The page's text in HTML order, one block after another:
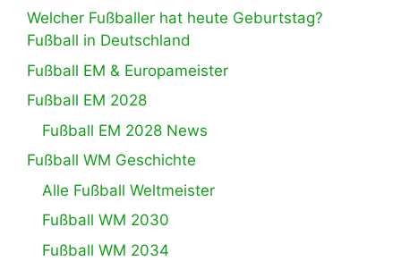
Welcher Fußballer hat heute Geburtstag?
Fußball in Deutschland
Fußball EM & Europameister
Fußball EM 2028
Fußball EM 2028 News
Fußball WM Geschichte
Alle Fußball Weltmeister
Fußball WM 2030
Fußball WM 2034